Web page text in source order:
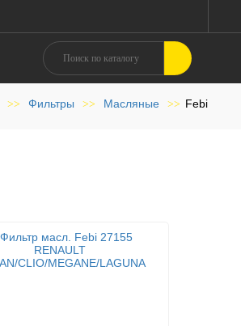
>> Фильтры >> Масляные >> Febi